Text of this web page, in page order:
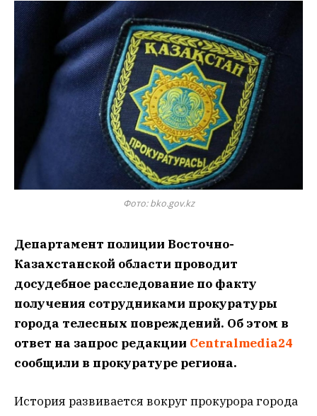
Фото: bko.gov.kz
Департамент полиции Восточно-
Казахстанской области проводит
досудебное расследование по факту
получения сотрудниками прокуратуры
города телесных повреждений. Об этом в
ответ на запрос редакции Centralmedia24
сообщили в прокуратуре региона.
История развивается вокруг прокурора города